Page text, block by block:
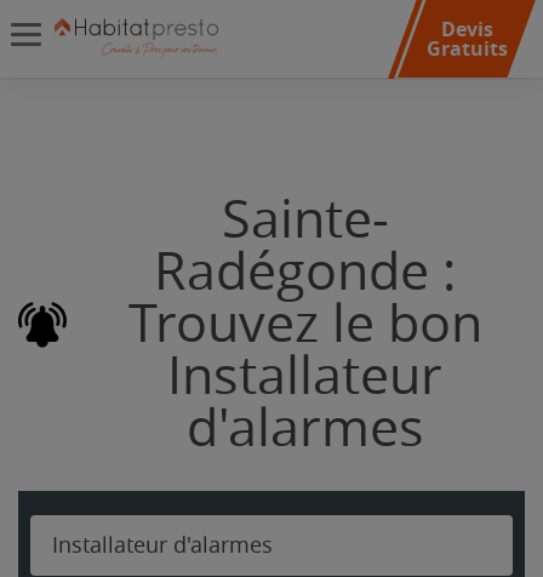
Devis
Gratuits
Sainte-
Radégonde :
Trouvez le bon
Installateur
d'alarmes
Installateur d'alarmes